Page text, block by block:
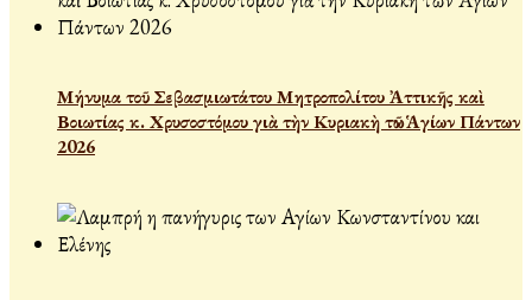
Μήνυμα τοῦ Σεβασμιωτάτου Μητροπολίτου Ἀττικῆς καὶ
Βοιωτίας κ. Χρυσοστόμου γιὰ τὴν Κυριακὴ τῶν Ἁγίων Πάντων
2026